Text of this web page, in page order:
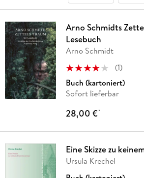
Arno Schmidts
Lesebuch
Arno Schmidt
(1)
Buch (kartoniert)
Sofort lieferbar
28,00 €*
Eine Skizze zu
Ursula Krechel